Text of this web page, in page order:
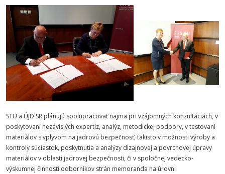
STU a ÚJD SR plánujú spolupracovať najmä pri vzájomných konzultáciách, v
poskytovaní nezávislých expertíz, analýz, metodickej podpory, v testovaní
materiálov s vplyvom na jadrovú bezpečnosť, takisto v možnosti výroby a
kontroly súčiastok, poskytnutia a analýzy dizajnovej a povrchovej úpravy
materiálov v oblasti jadrovej bezpečnosti, či v spoločnej vedecko-
výskumnej činnosti odborníkov strán memoranda na úrovni